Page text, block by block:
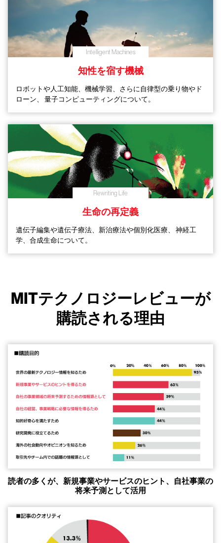
Intelligent Machines
知性を宿す機械
ロボットや人工知能、機械学習、さらに自律型の乗り物やド
ローン、
量子コンピューティングについて。
Rewriting Life
生命の再定義
遺伝子編集や遺伝子療法、新治療法や個別化医療、
神経工
学、合成生命について。
MITテクノロジーレビューが
購読される理由
読者の多くが、新規事業やサービスのヒント、自社事業の
将来予測として活用